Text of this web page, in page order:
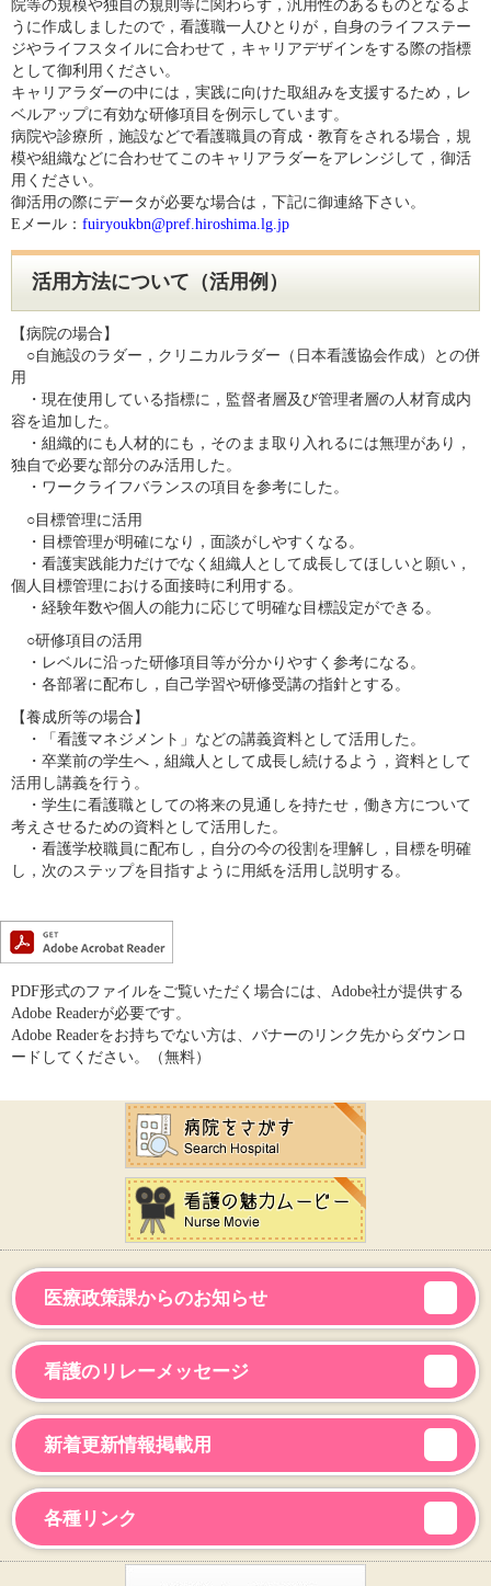
院等の規模や独自の規則等に関わらず，汎用性のあるものとなるよ
うに作成しましたので，看護職一人ひとりが，自身のライフステー
ジやライフスタイルに合わせて，キャリアデザインをする際の指標
として御利用ください。
キャリアラダーの中には，実践に向けた取組みを支援するため，レ
ベルアップに有効な研修項目を例示しています。
病院や診療所，施設などで看護職員の育成・教育をされる場合，規
模や組織などに合わせてこのキャリアラダーをアレンジして，御活
用ください。
御活用の際にデータが必要な場合は，下記に御連絡下さい。
Eメール： fuiryoukbn@pref.hiroshima.lg.jp
活用方法について（活用例）
【病院の場合】
○自施設のラダー，クリニカルラダー（日本看護協会作成）との併
用
・現在使用している指標に，監督者層及び管理者層の人材育成内
容を追加した。
・組織的にも人材的にも，そのまま取り入れるには無理があり，
独自で必要な部分のみ活用した。
・ワークライフバランスの項目を参考にした。
○目標管理に活用
・目標管理が明確になり，面談がしやすくなる。
・看護実践能力だけでなく組織人として成長してほしいと願い，
個人目標管理における面接時に利用する。
・経験年数や個人の能力に応じて明確な目標設定ができる。
○研修項目の活用
・レベルに沿った研修項目等が分かりやすく参考になる。
・各部署に配布し，自己学習や研修受講の指針とする。
【養成所等の場合】
・「看護マネジメント」などの講義資料として活用した。
・卒業前の学生へ，組織人として成長し続けるよう，資料として
活用し講義を行う。
・学生に看護職としての将来の見通しを持たせ，働き方について
考えさせるための資料として活用した。
・看護学校職員に配布し，自分の今の役割を理解し，目標を明確
し，次のステップを目指すように用紙を活用し説明する。
PDF形式のファイルをご覧いただく場合には、Adobe社が提供する
Adobe Readerが必要です。
Adobe Readerをお持ちでない方は、バナーのリンク先からダウンロ
ードしてください。（無料）
医療政策課からのお知らせ
看護のリレーメッセージ
新着更新情報掲載用
各種リンク